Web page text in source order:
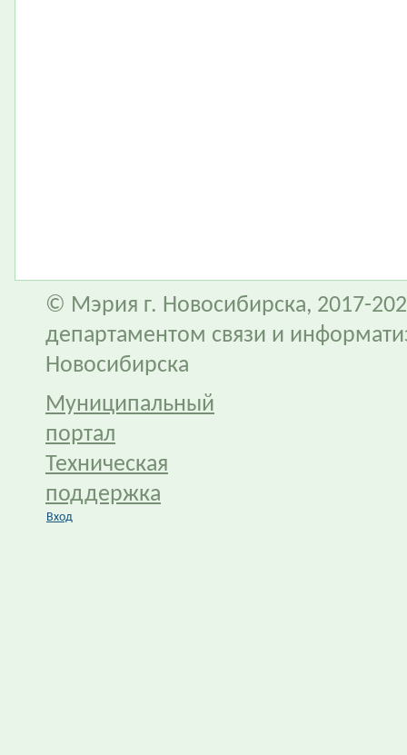
© Мэрия г. Новосибирска, 2017-
департаментом связи и
Новосибирска
Муниципальный
портал
Техническая
поддержка
Вход